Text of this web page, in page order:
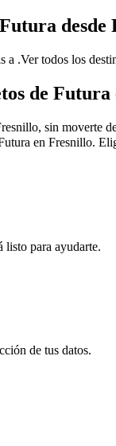
desde
a .Ver todos los
de
sin moverte
en Fresnillo.
listo para ayudarte.
de tus datos.